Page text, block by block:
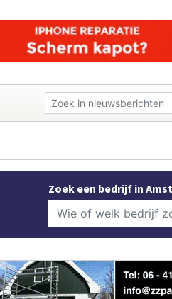
Zoek een bedrijf in